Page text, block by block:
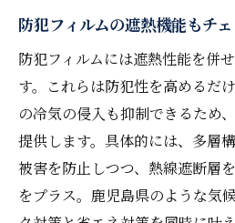
防犯フィルムの遮熱機能もチ
防犯フィルムには遮熱性能を併
す。これらは防犯性を高めるだ
の冷気の侵入も抑制できるため
提供します。具体的には、多層
被害を防止しつつ、熱線遮断層
をプラス。鹿児島県のような気